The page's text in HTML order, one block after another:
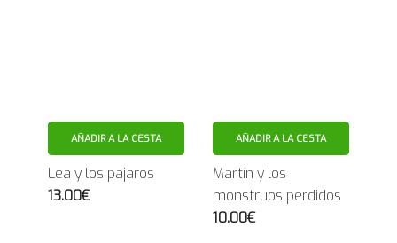
AÑADIR A LA CESTA
Lea y los pajaros
13.00€
AÑADIR A LA CESTA
Martín y los
monstruos perdidos
10.00€